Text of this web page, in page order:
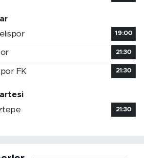
19:00
21:30
FK 21:30
21:30